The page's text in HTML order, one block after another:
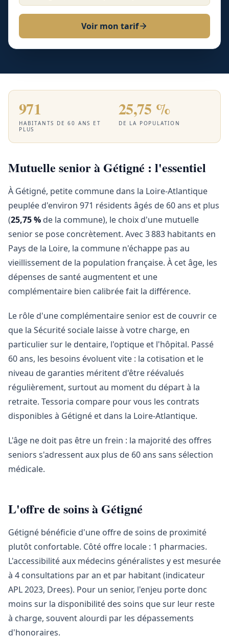
Voir mon tarif
971
HABITANTS DE 60 ANS ET
PLUS
25,75 %
DE LA POPULATION
Mutuelle senior à Gétigné : l'essentiel
À Gétigné, petite commune dans la Loire-Atlantique
peuplée d'environ 971 résidents âgés de 60 ans et plus
(25,75 % de la commune), le choix d'une mutuelle
senior se pose concrètement. Avec 3 883 habitants en
Pays de la Loire, la commune n'échappe pas au
vieillissement de la population française. À cet âge, les
dépenses de santé augmentent et une
complémentaire bien calibrée fait la différence.
Le rôle d'une complémentaire senior est de couvrir ce
que la Sécurité sociale laisse à votre charge, en
particulier sur le dentaire, l'optique et l'hôpital. Passé
60 ans, les besoins évoluent vite : la cotisation et le
niveau de garanties méritent d'être réévalués
régulièrement, surtout au moment du départ à la
retraite. Tessoria compare pour vous les contrats
disponibles à Gétigné et dans la Loire-Atlantique.
L'âge ne doit pas être un frein : la majorité des offres
seniors s'adressent aux plus de 60 ans sans sélection
médicale.
L'offre de soins à Gétigné
Gétigné bénéficie d'une offre de soins de proximité
plutôt confortable. Côté offre locale : 1 pharmacies.
L'accessibilité aux médecins généralistes y est mesurée
à 4 consultations par an et par habitant (indicateur
APL 2023, Drees). Pour un senior, l'enjeu porte donc
moins sur la disponibilité des soins que sur leur reste
à charge, souvent alourdi par les dépassements
d'honoraires.